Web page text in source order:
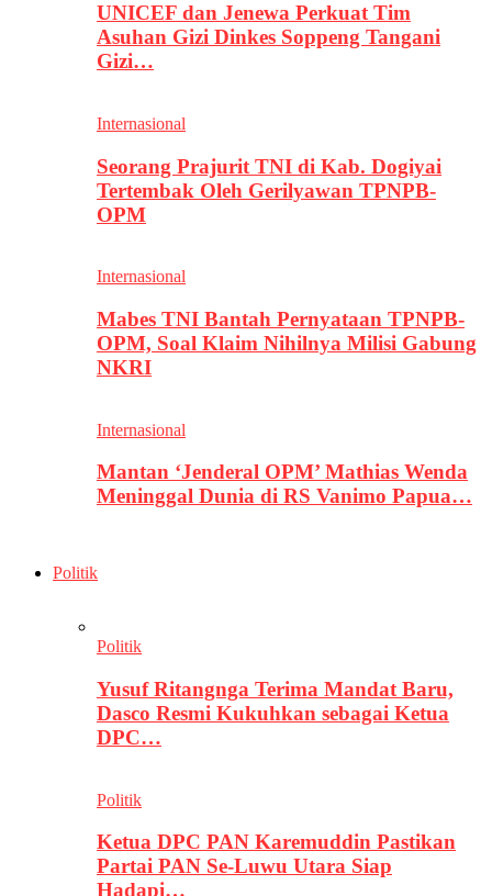
UNICEF dan Jenewa Perkuat Tim
Asuhan Gizi Dinkes Soppeng Tangani
Gizi…
Internasional
Seorang Prajurit TNI di Kab. Dogiyai
Tertembak Oleh Gerilyawan TPNPB-
OPM
Internasional
Mabes TNI Bantah Pernyataan TPNPB-
OPM, Soal Klaim Nihilnya Milisi Gabung
NKRI
Internasional
Mantan ‘Jenderal OPM’ Mathias Wenda
Meninggal Dunia di RS Vanimo Papua…
Politik
Politik
Yusuf Ritangnga Terima Mandat Baru,
Dasco Resmi Kukuhkan sebagai Ketua
DPC…
Politik
Ketua DPC PAN Karemuddin Pastikan
Partai PAN Se-Luwu Utara Siap
Hadapi…